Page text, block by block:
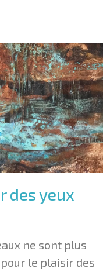
des yeux
ne sont plus
le plaisir des